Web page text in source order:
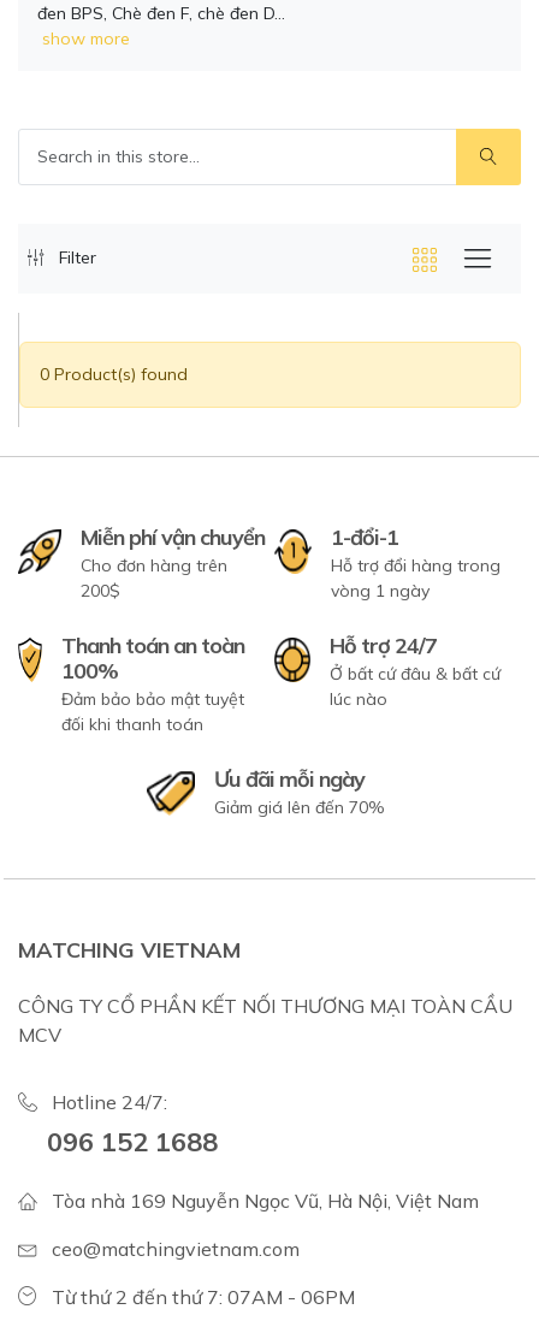
đen BPS, Chè đen F, chè đen D…
show more
Filter
0 Product(s) found
Miễn phí vận chuyển
Cho đơn hàng trên
200$
1-đổi-1
Hỗ trợ đổi hàng trong
vòng 1 ngày
Thanh toán an toàn
100%
Đảm bảo bảo mật tuyệt
đối khi thanh toán
Hỗ trợ 24/7
Ở bất cứ đâu & bất cứ
lúc nào
Ưu đãi mỗi ngày
Giảm giá lên đến 70%
MATCHING VIETNAM
CÔNG TY CỔ PHẦN KẾT NỐI THƯƠNG MẠI TOÀN CẦU
MCV
Hotline 24/7:
096 152 1688
Tòa nhà 169 Nguyễn Ngọc Vũ, Hà Nội, Việt Nam
ceo@matchingvietnam.com
Từ thứ 2 đến thứ 7: 07AM - 06PM